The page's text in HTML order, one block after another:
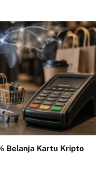
Belanja Kartu Kripto